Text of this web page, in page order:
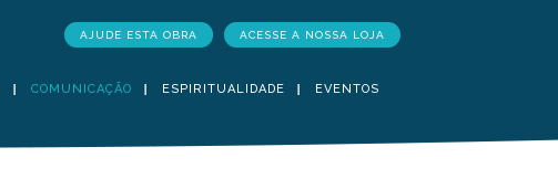
AJUDE ESTA OBRA ACESSE A NOSSA LOJA
COMUNICAÇÃO ESPIRITUALIDADE EVENTOS